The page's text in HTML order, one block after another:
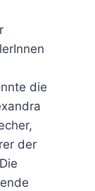
die
der